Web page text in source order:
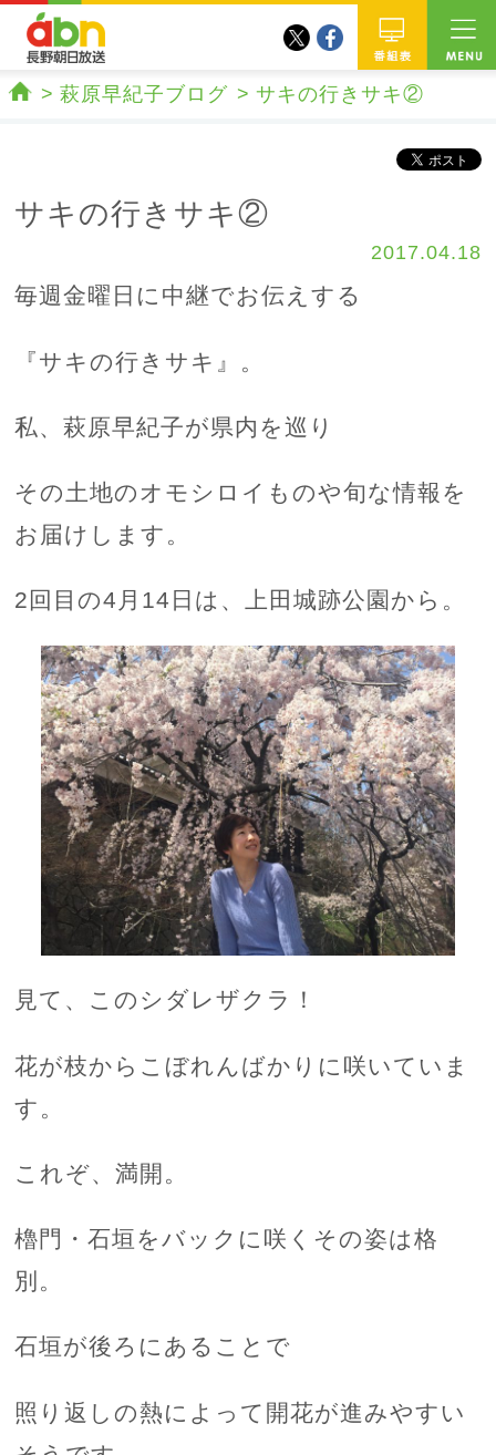
twitterfacebook
萩原早紀子ブログ サキの行きサキ②
サキの行きサキ②
2017.04.18
毎週金曜日に中継でお伝えする
『サキの行きサキ』。
私、萩原早紀子が県内を巡り
その土地のオモシロイものや旬な情報を
お届けします。
2回目の4月14日は、上田城跡公園から。
見て、このシダレザクラ！
花が枝からこぼれんばかりに咲いていま
す。
これぞ、満開。
櫓門・石垣をバックに咲くその姿は格
別。
石垣が後ろにあることで
照り返しの熱によって開花が進みやすい